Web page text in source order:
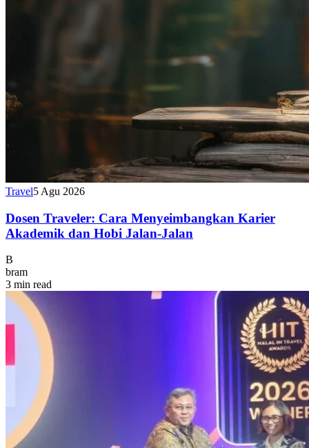
Travel5 Agu 2026
Dosen Traveler: Cara Menyeimbangkan Karier
Akademik dan Hobi Jalan-Jalan
B
bram
3 min read